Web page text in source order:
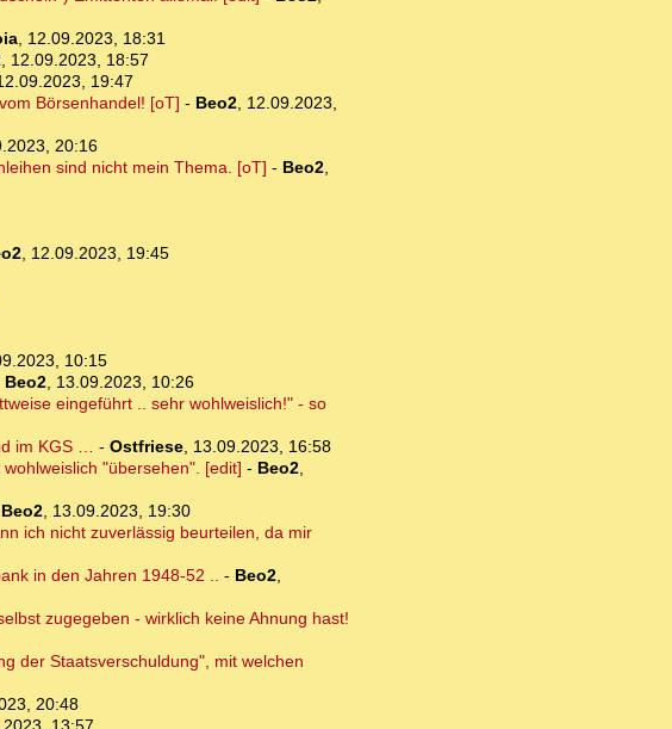
, 12.09.2023, 18:31
, 12.09.2023, 18:57
19:47
Börsenhandel! [oT] - Beo2, 12.09.2023,
20:16
sind nicht mein Thema. [oT] - Beo2,
, 12.09.2023, 19:45
10:15
Beo2, 13.09.2023, 10:26
eingeführt .. sehr wohlweislich!" - so
im KGS … - Ostfriese, 13.09.2023, 16:58
"übersehen". [edit] - Beo2,
Beo2, 13.09.2023, 19:30
ich nicht zuverlässig beurteilen, da mir
in den Jahren 1948-52 .. - Beo2,
zugegeben - wirklich keine Ahnung hast!
der Staatsverschuldung", mit welchen
20:48